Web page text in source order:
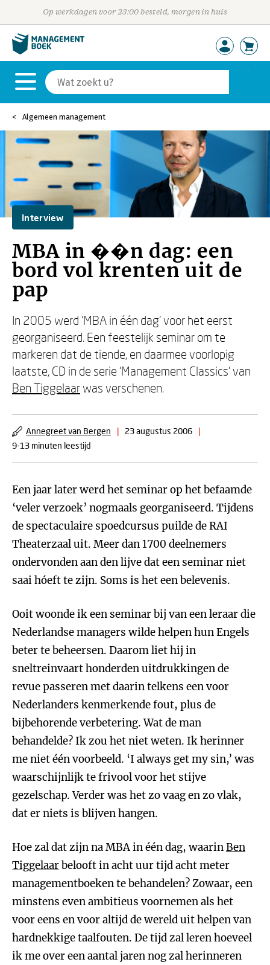
Op werkdagen voor 23:00 besteld, morgen in huis
Algemeen management
Interview
MBA in ��n dag: een
bord vol krenten uit de
pap
In 2005 werd ‘MBA in één dag’ voor het eerst
georganiseerd. Een feestelijk seminar om te
markeren dat de tiende, en daarmee voorlopig
laatste, CD in de serie ‘Management Classics’ van
Ben Tiggelaar was verschenen.
Annegreet van Bergen | 23 augustus 2006
|
9-13 minuten leestijd
Een jaar later werd het seminar op het befaamde
‘veler verzoek’ nogmaals georganiseerd. Tijdens
de spectaculaire spoedcursus puilde de RAI
Theaterzaal uit. Meer dan 1700 deelnemers
ondervonden aan den lijve dat een seminar niet
saai hóeft te zijn. Soms is het een belevenis.
Ooit woonde ik een seminar bij van een leraar die
Nederlandse managers wilde helpen hun Engels
beter te beheersen. Daarom liet hij in
sneltreinvaart honderden uitdrukkingen de
revue passeren met daarin telkens een voor
Nederlanders kenmerkende fout, plus de
bijbehorende verbetering. Wat de man
behandelde? Ik zou het niet weten. Ik herinner
me niet één voorbeeld. ‘I always get my sin,’ was
waarschijnlijk te frivool voor het stijve
gezelschap. Verder was het zo vaag en zo vlak,
dat er niets is blijven hangen.
Hoe zal dat zijn na MBA in één dag, waarinBen
Tiggelaarbelooft in acht uur tijd acht meter
managementboeken te behandelen? Zowaar, een
minstens even ambitieus voornemen als het
voor eens en voor altijd de wereld uit helpen van
hardnekkige taalfouten. De tijd zal leren hoeveel
ik me over een aantal jaren nog zal herinneren